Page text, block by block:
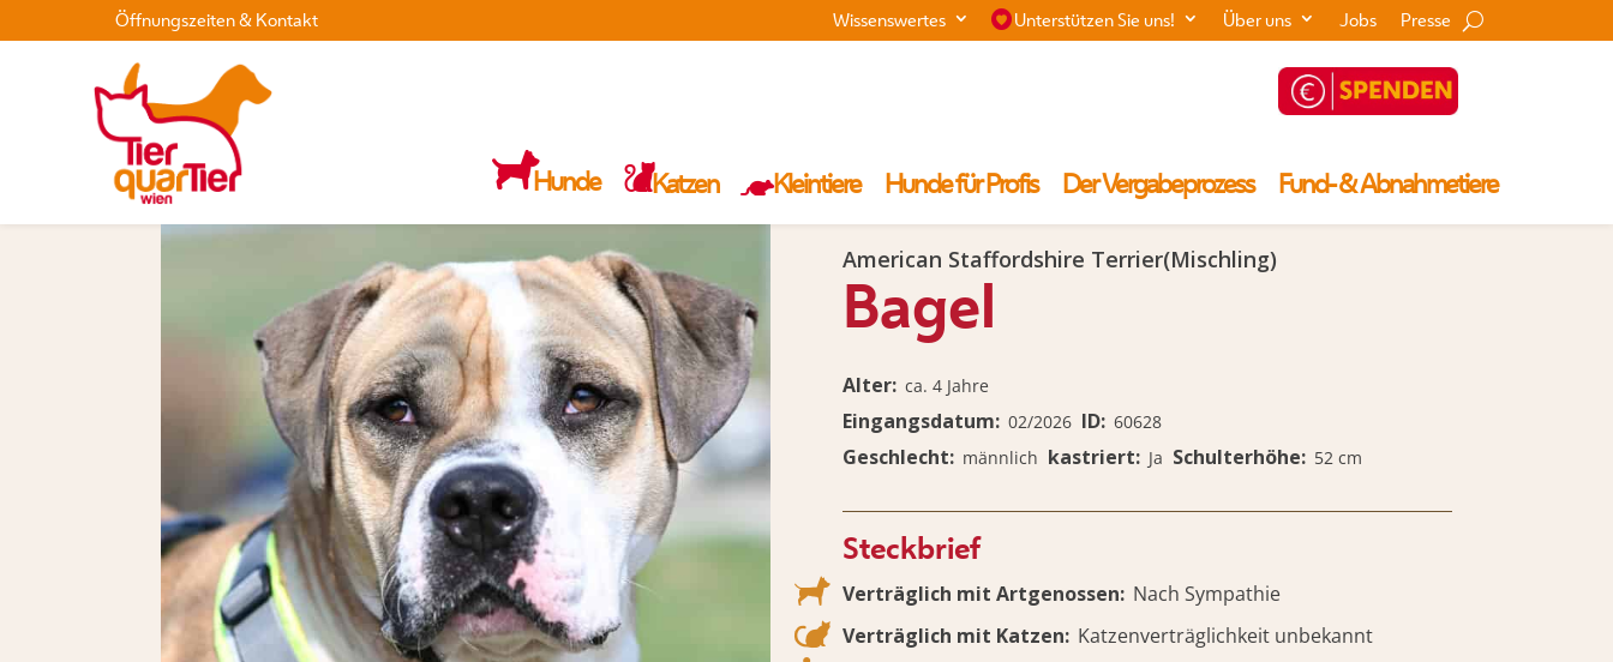
Öffnungszeiten & Kontakt Wissenswertes Unterstützen Sie uns! Über uns Jobs Presse
Hunde Katzen Kleintiere Hunde für Profis Der Vergabeprozess Fund- & Abnahmetiere
American Staffordshire Terrier(Mischling)
Bagel
Alter ca. 4 Jahre
Eingangsdatum 02/2026 ID 60628
Geschlecht männlich kastriert Ja Schulterhöhe 52 cm
Steckbrief
Verträglich mit Artgenossen Nach Sympathie
Verträglich mit Katzen Katzenverträglichkeit unbekannt